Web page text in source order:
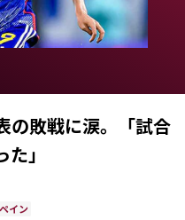
の敗戦に涙。「試合
」
イン